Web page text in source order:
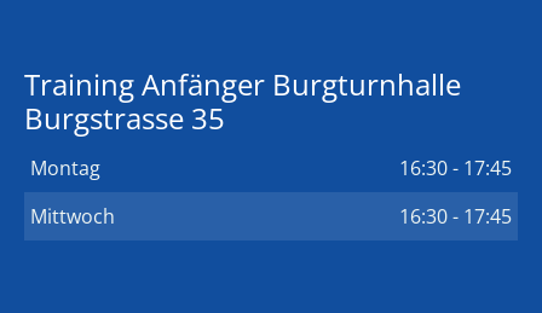
Training Anfänger Burgturnhalle
Burgstrasse 35
Montag
16:30 - 17:45
Mittwoch
16:30 - 17:45